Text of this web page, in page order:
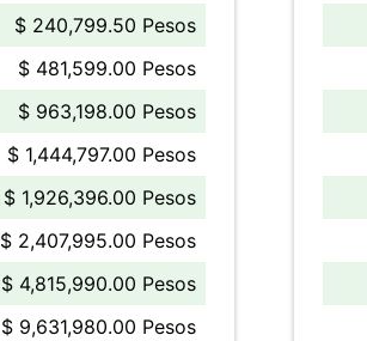
$ 240,799.50 Pesos
$ 481,599.00 Pesos
$ 963,198.00 Pesos
$ 1,444,797.00 Pesos
$ 1,926,396.00 Pesos
$ 2,407,995.00 Pesos
$ 4,815,990.00 Pesos
$ 9,631,980.00 Pesos